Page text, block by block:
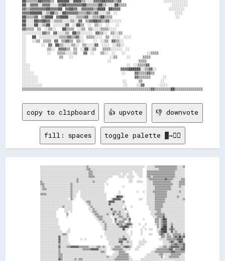
██▒▒▒▒▒▒██▓▓▓▓▒▒  ██████░░████▒▒░░░░▓▓▓▓██▓▓▓▓▒▒▓▓                            ░░░░░░░░░░░░
██░░▓▓▓▓░░▓▓▓▓░░░░▓▓██▓▓▓▓▓▓▓▓██▒▒▒▒▒▒██▒▒░░░░██▒▒▒▒                              ░░░░░░░░
▓▓▒▒▓▓▓▓▓▓▓▓██▓▓▓▓██  ▓▓██▓▓░░▓▓▓▓▓▓▒▒████  ██▓▓▓▓                                ░░░░░░░░
▓▓▓▓██████░░▒▒██▒▒░░██▓▓▓▓▓▓▒▒▒▒▓▓▒▒▓▓░░░░▒▒  ░░                                      ░░░░
██▒▒▒▒▓▓  ▒▒████  ▓▓████░░░░▒▒▒▒▓▓░░▒▒▒▒██▒▒▒▒                                          ░░
██░░░░██▓▓██▓▓░░▒▒▒▒░░░░▒▒░░▓▓  ▒▒▓▓██▓▓▒▒▓▓░░░░░░
██░░░░██░░▒▒██  ░░░░░░▓▓  ░░██▒▒  ░░  ▒▒░░  ░░    ░░
▓▓▒▒▒▒  ▒▒  ░░▒▒░░    ██▒▒▒▒  ░░▒▒  ▒▒░░░░▒▒▒▒░░░░
░░░░░░░░░░▓▓▒▒  ▓▓░░░░▒▒  ██▒▒░░░░░░  ▓▓▒▒░░  ▒▒░░▒▒
░░    ██  ░░░░░░░░░░▒▒▒▒▓▓▒▒▓▓░░  ▒▒▒▒░░░░  ▒▒  ░░░░  ░░░░
░░    ░░▒▒  ▒▒▒▒  ▓▓  ▒▒▓▓▒▒  ▒▒░░      ░░  ░░▒▒  ▓▓▒▒░░
░░          ░░  ▓▓  ██▒▒░░░░▒▒░░  ▒▒░░░░▓▓  ░░░░  ░░▒▒░░
░░              ▒▒░░  ▓▓▓▓▒▒  ▒▒  ░░██░░▒▒    ▒▒▒▒░░░░░░  ░░
░░              ░░    ▒▒▒▒░░░░▒▒    ▓▓  ░░    ▒▒░░  ░░    ░░              ░░▒▒▒▒
░░                      ▒▒    ░░                        ░░▒▒      ░░        ▒▒▒▒
░░                                                      ░░                  ▒▒▒▒
░░░░                                                                ░░  ░░▒▒▒▒▓▓
░░░░                                                            ▓▓▓▓██████░░▒▒▓▓░░
░░░░░░                                                          ░░      ▓▓▒▒▒▒▓▓▒▒
░░░░░░░░                                                                ▓▓▒▒▒▒▒▒        ░░
░░░░░░░░                                                        ░░        ▒▒            ░░
░░░░░░░░░░                                                      ░░      ░░▓▓          ░░░░
copy to clipboard 👍 upvote 👎 downvote
fill: spaces toggle palette ▓→✊🏽
░░░░░░░░░░░░░░░░░░░░░░░░░░░░░░░░░░░░░░░░░░░░░░▒▒░░░░░░░░░░░░░░░░░░░░░░░░░░░░░░░░░░░░░░░░░░░░░░░░░░░░░░░░  ░░░░░░░░▒▒▒▒▒▒▒▒▒▒▒▒▒▒▒▒▒▒▒▒▒▒░░░░░░▒▒
░░░░░░░░░░░░░░░░░░░░░░░░░░░░░░░░░░░░░░░░░░░░░░▒▒▒▒░░░░░░░░░░░░░░░░░░░░░░░░░░░░░░░░░░░░░░░░░░░░░░░░░░░░    ░░░░░░░░░░░░▒▒▒▒▒▒▒▒▒▒▒▒▒▒▒▒▒▒░░░░░░░░
░░░░░░░░░░░░░░░░░░░░░░░░░░░░░░░░░░░░░░░░░░░░░░░░▒▒▒▒░░░░░░░░░░░░░░░░░░░░░░░░░░░░░░░░░░░░░░░░  ░░░░░░░░    ▒▒▒▒▒▒▒▒▒▒▒▒▒▒▒▒▒▒▒▒▒▒▒▒▒▒▒▒░░░░░░░░░░
░░░░░░░░░░░░░░░░░░░░░░░░░░░░░░░░░░░░░░░░░░░░░░░░▒▒▒▒░░░░░░░░░░░░░░░░░░░░░░░░░░░░  ░░░░  ░░░░    ░░░░░░    ▒▒▒▒▒▒▒▒▒▒▒▒▒▒▒▒▒▒▒▒▒▒▒▒▒▒▒▒░░░░░░░░░░
░░░░░░░░░░░░░░░░░░░░░░░░░░░░░░░░░░░░░░░░░░░░░░░░▒▒▒▒▒▒░░░░░░░░░░░░░░░░░░      ░░░░░░  ░░░░░░░░    ░░░░    ▒▒▒▒░░▒▒▒▒▒▒▒▒▒▒▒▒▒▒▒▒▒▒▒▒▒▒░░░░░░░░░░
░░░░░░░░░░░░░░░░░░░░░░░░░░░░░░░░░░░░▒▒░░░░░░░░░░░░░░░░░░░░░░░░░░░░░░                    ░░░░              ░░▒▒▒▒▒▒▒▒▒▒▒▒▒▒▒▒▓▓▒▒▒▒▒▒░░░░░░░░▒▒▒▒
▒▒░░░░░░░░░░░░░░░░░░░░░░░░░░░░░░░░░░▒▒░░░░░░░░░░░░░░▒▒░░░░░░░░░░░░                      ░░░░    ░░░░░░    ░░░░░░▒▒▒▒▒▒▒▒▒▒▒▒▒▒▒▒▒▒░░░░░░░░▒▒▒▒▒▒
▒▒▒▒░░░░░░░░░░░░░░░░░░░░░░░░░░▒▒░░░░░░░░░░░░░░░░░░░░░░░░░░░░░░░░  ░░                                      ░░░░░░▒▒▒▒▒▒▒▒▒▒▒▒▒▒▒▒▒▒▒▒░░░░░░▒▒▒▒▒▒
░░▒▒░░░░░░░░░░░░░░░░░░░░░░░░░░▒▒░░░░░░░░░░░░░░░░░░░░░░░░░░░░░░░░                  ░░                      ░░░░░░░░▒▒▒▒▒▒▒▒▒▒▒▒▒▒▒▒░░░░░░░░▒▒░░░░
░░▒▒▒▒░░░░░░░░░░░░░░░░░░░░░░░░▒▒░░░░░░░░░░░░░░░░░░░░░░░░░░░░░░░░                                          ░░░░░░░░▒▒▒▒▒▒▒▒▒▒▒▒▒▒▒▒░░░░░░░░░░░░░░
░░░░░░░░░░░░░░░░░░░░░░░░░░░░░░▒▒░░░░░░  ░░░░░░░░░░░░░░░░░░░░░░░░              ░░                ░░    ░░  ░░░░░░▒▒▒▒▒▒▒▒▒▒▒▒▒▒░░░░░░░░░░░░▒▒░░░░
▒▒▒▒▒▒░░░░░░░░░░░░░░░░░░░░░░░░▒▒░░░░    ░░░░░░░░░░░░░░░░░░░░░░░░░░            ░░                          ░░░░░░░░▒▒▒▒▒▒▒▒▒▒▒▒░░░░░░░░░░░░░░░░░░
░░░░░░░░░░░░░░░░░░░░░░░░░░░░░░▒▒░░░░    ░░░░░░░░░░░░░░░░░░░░░░░░░░        ░░██▓▓▓▓░░                      ░░░░░░░░▒▒▒▒▒▒▒▒▒▒▒▒░░░░░░░░░░▒▒░░░░░░
░░░░░░░░░░░░░░░░░░░░░░░░░░░░  ▒▒░░        ░░░░░░░░░░░░░░░░░░░░░░░░    ░░▓▓▓▓▓▓▓▓░░                ░░░░    ░░░░░░░░▒▒▒▒▒▒▒▒▒▒░░░░░░░░░░░░░░░░░░▒▒
░░░░░░░░░░░░░░░░░░░░░░░░░░░░░░░░            ░░▒▒▒▒░░░░░░░░░░░░░░░░░░▓▓▓▓▓▓░░░░░░░░▒▒                      ░░░░░░░░▒▒▒▒▒▒▒▒▒▒░░░░░░░░░░░░░░░░░░░░
░░░░░░░░░░░░░░░░░░░░░░░░░░░░░░░░              ░░▒▒░░░░░░░░░░░░░░░░░░▓▓░░░░░░░░░░░░░░                      ░░░░░░░░▒▒▒▒▒▒▒▒░░░░░░░░░░░░░░░░░░░░░░
░░░░░░░░░░░░░░░░░░░░░░▒▒░░░░░░░░                ░░▒▒░░░░░░░░░░░░░░░░░░░░░░░░░░░░░░  ░░    ░░                ░░░░░░▒▒▒▒▒▒▒▒░░░░░░░░░░░░░░░░░░░░░░
░░░░░░░░░░░░░░░░░░      ░░░░░░░░                ░░░░▒▒░░░░░░░░░░░░░░░░▓▓░░░░░░░░░░░░▒▒                      ░░░░░░▒▒▒▒▒▒░░░░░░░░░░░░░░░░░░░░░░░░
░░░░░░░░░░░░░░░░        ░░░░  ░░                  ░░▒▒▒▒░░░░░░░░░░░░░░░░▒▒▒▒░░▒▒░░░░  ░░                      ░░░░░░▒▒▒▒░░░░░░░░░░░░░░░░░░░░░░░░
░░░░░░░░░░░░░░░░          ▒▒                        ░░▒▒▒▒░░░░░░░░▒▒░░░░▓▓░░▒▒▒▒░░░░░░▒▒                      ░░░░▒▒▒▒▒▒▒▒▒▒░░░░░░░░░░░░░░░░░░░░
░░░░░░░░░░░░░░░░          ░░                          ░░▒▒▒▒▒▒░░░░░░░░  ░░░░░░▒▒▒▒░░░░▒▒░░                      ░░░░▒▒▒▒▒▒▓▓░░░░░░░░░░░░░░░░░░░░
░░░░░░░░░░░░░░░░░░                                      ░░▒▒▒▒░░░░░░░░░░  ▓▓░░░░░░▒▒▒▒░░▓▓            ░░          ▒▒▒▒░░▒▒██▓▓░░░░░░░░░░░░░░░░░░
░░░░░░░░░░░░░░░░░░                                        ░░░░▒▒░░░░░░░░  ▒▒░░▒▒▒▒▒▒  ░░▒▒                        ▒▒▒▒░░▒▒▓▓▓▓░░░░░░░░░░░░░░░░░░
░░░░░░░░░░░░░░░░░░                                          ░░░░▒▒░░░░░░░░░░▓▓▒▒▒▒░░▒▒▓▓▓▓▒▒      ░░    ░░        ░░▒▒░░▒▒▓▓▓▓░░░░▒▒░░░░░░░░░░░░
░░░░░░░░░░░░░░░░░░░░                                          ░░▒▒░░░░░░░░░░░░▒▒▓▓▓▓██▓▓░░░░          ░░            ▒▒░░▒▒████░░░░▓▓░░░░░░░░░░░░
░░░░░░░░░░░░░░░░░░░░        ░░                                ░░▒▒░░░░░░░░░░░░░░░░██░░░░            ░░  ░░  ░░░░    ░░░░██████░░▒▒▓▓▒▒░░░░░░░░░░
░░░░░░░░░░░░░░░░░░░░░░    ░░░░                                  ░░░░░░░░░░░░░░░░░░░░░░    ░░        ░░              ░░▒▒▓▓████░░░░▓▓░░▒▒░░░░░░░░
░░░░░░░░░░░░░░░░░░░░░░▒▒▒▒░░                                    ░░░░░░░░░░░░░░░░░░░░░░░░  ░░        ░░      ░░░░      ▒▒▓▓▒▒░░▒▒░░░░▒▒▒▒▒▒▒▒░░▒▒
░░░░░░░░░░░░░░░░░░▓▓░░░░░░░░                                ░░    ░░░░░░░░░░░░░░░░▒▒░░░░░░                              ▒▒▒▒░░▒▒▒▒░░▒▒▓▓▒▒██▒▒▓▓
░░░░░░░░░░░░░░░░░░▓▓░░░░░░░░            ░░  ░░                    ░░░░░░░░░░░░▒▒▒▒▓▓▓▓░░░░            ░░              ░░░░░░░░▒▒▒▒▒▒▒▒▒▒▓▓▓▓▓▓░░
░░░░░░░░░░░░░░░░░░▓▓░░░░░░░░                                        ░░░░░░░░░░▓▓▓▓░░░░▒▒░░░░      ░░░░░░░░                ░░░░░░▒▒▓▓▒▒░░▒▒██▓▓░░
░░░░░░░░░░░░░░░░░░▒▒░░░░░░░░░░                                      ░░░░░░░░░░░░▒▒░░░░░░░░░░      ░░░░░░                  ░░░░░░░░▒▒▒▒▓▓▒▒▒▒▒▒▓▓
░░░░░░░░░░░░░░░░░░▓▓░░░░░░▒▒▒▒▓▓▓▓▓▓▓▓▒▒▒▒▒▒▒▒▒▒░░░░░░░░▒▒▒▒░░▒▒░░    ░░░░▒▒▒▒▒▒░░▒▒▓▓▓▓▒▒░░    ░░░░                  ░░░░▒▒▒▒░░▒▒▓▓▓▓▓▓▓▓▒▒▒▒▓▓
░░░░░░░░░░░░░░░░░░▒▒░░░░░░░░░░░░░░░░░░░░░░▒▒▒▒▒▒▒▒▓▓▓▓▓▓▓▓░░░░░░░░    ░░▒▒▒▒▒▒▒▒▒▒░░░░░░░░    ░░░░                ░░▒▒▒▒▒▒▒▒▒▒▒▒▓▓▓▓░░▒▒▒▒▒▒▓▓▓▓
░░░░░░░░░░░░░░░░░░▒▒░░░░░░░░░░░░░░░░░░░░░░░░░░░░░░░░░░░░░░░░▒▒▒▒░░        ░░░░▒▒▒▒▒▒░░                        ░░░░▒▒▒▒▒▒▒▒▒▒▒▒▒▒▒▒▓▓▓▓▒▒▒▒▒▒▒▒▒▒
░░░░░░░░░░░░░░░░░░▒▒▒▒░░░░░░░░░░░░░░░░░░░░░░░░░░░░░░░░░░░░░░░░░░░░      ░░░░░░▒▒▒▒▒▒▒▒▒▒                  ░░░░░░░░░░░░▒▒▒▒░░░░░░░░▒▒▒▒▒▒▒▒▒▒░░░░
░░░░░░░░░░░░░░░░░░▒▒▒▒░░░░░░░░░░░░░░░░░░░░░░░░░░░░░░░░░░░░░░░░░░░░▒▒░░░░░░░░▒▒▒▒▒▒▒▒▒▒▒▒░░              ░░░░░░░░░░░░░░░░▒▒  ░░░░▒▒▒▒▒▒▒▒▒▒░░░░░░
░░░░░░░░░░░░░░░░░░▓▓▒▒░░░░░░░░░░░░▒▒░░▒▒▒▒░░░░░░░░░░░░░░░░░░░░░░░░░░░░░░░░▒▒▒▒▒▒▒▒▒▒▒▒▒▒░░░░        ░░░░░░░░░░░░░░░░░░░░░░░░░░░░░░░░░░░░░░░░░░░░